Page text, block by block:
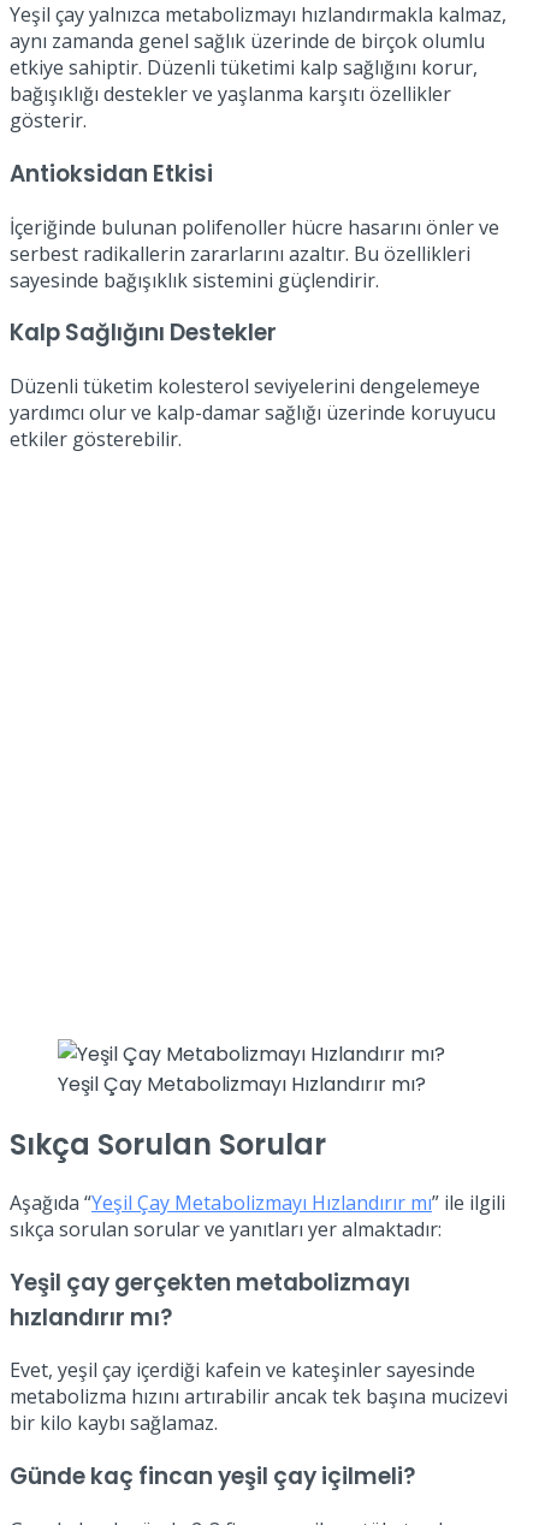
Yeşil çay yalnızca metabolizmayı hızlandırmakla kalmaz,
aynı zamanda genel sağlık üzerinde de birçok olumlu
etkiye sahiptir. Düzenli tüketimi kalp sağlığını korur,
bağışıklığı destekler ve yaşlanma karşıtı özellikler
gösterir.
Antioksidan Etkisi
İçeriğinde bulunan polifenoller hücre hasarını önler ve
serbest radikallerin zararlarını azaltır. Bu özellikleri
sayesinde bağışıklık sistemini güçlendirir.
Kalp Sağlığını Destekler
Düzenli tüketim kolesterol seviyelerini dengelemeye
yardımcı olur ve kalp-damar sağlığı üzerinde koruyucu
etkiler gösterebilir.
Yeşil Çay Metabolizmayı Hızlandırır mı?
Sıkça Sorulan Sorular
Aşağıda “Yeşil Çay Metabolizmayı Hızlandırır mı” ile ilgili
sıkça sorulan sorular ve yanıtları yer almaktadır:
Yeşil çay gerçekten metabolizmayı
hızlandırır mı?
Evet, yeşil çay içerdiği kafein ve kateşinler sayesinde
metabolizma hızını artırabilir ancak tek başına mucizevi
bir kilo kaybı sağlamaz.
Günde kaç fincan yeşil çay içilmeli?